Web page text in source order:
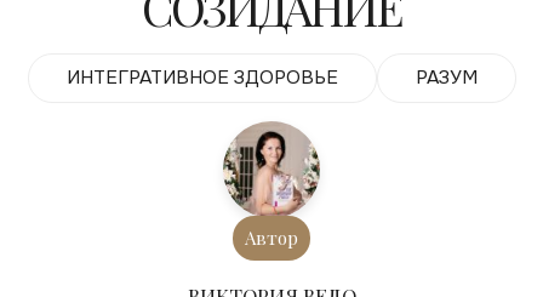
ИНТЕГРАТИВНОЕ ЗДОРОВЬЕ РАЗУМ
Автор